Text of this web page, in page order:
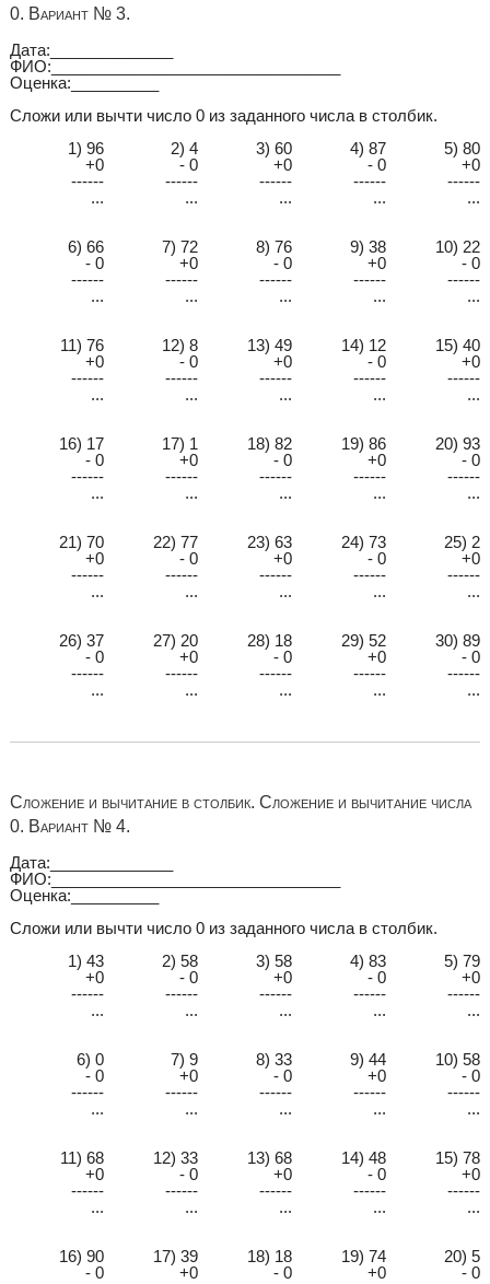
0. Вариант № 3.
Дата:______________
ФИО:_________________________________
Оценка:__________
Сложи или вычти число 0 из заданного числа в столбик.
1) 96
2) 4 3) 60 4) 87
5) 80
+0
- 0 +0 - 0
+0
------
------ ------ ------
------
...
... ... ... ...
6) 66 7) 72 8) 76 9) 38
10) 22
- 0
+0 - 0 +0
- 0
------
------ ------ ------
------
...
... ... ... ...
11) 76 12) 8 13) 49 14) 12
15) 40
+0
- 0 +0 - 0
+0
------
------ ------ ------
------
...
... ... ... ...
16) 17 17) 1 18) 82 19) 86
20) 93
- 0
+0 - 0 +0
- 0
------
------ ------ ------
------
...
... ... ... ...
21) 70 22) 77 23) 63 24) 73
25) 2
+0
- 0 +0 - 0
+0
------
------ ------ ------
------
...
... ... ... ...
26) 37 27) 20 28) 18 29) 52
30) 89
- 0
+0 - 0 +0
- 0
------
------ ------ ------
------
...
... ... ... ...
Сложение и вычитание в столбик. Сложение и вычитание числа
0. Вариант № 4.
Дата:______________
ФИО:_________________________________
Оценка:__________
Сложи или вычти число 0 из заданного числа в столбик.
1) 43
2) 58 3) 58 4) 83
5) 79
+0
- 0 +0 - 0
+0
------
------ ------ ------
------
...
... ... ... ...
6) 0 7) 9 8) 33 9) 44
10) 58
- 0
+0 - 0 +0
- 0
------
------ ------ ------
------
...
... ... ... ...
11) 68 12) 33 13) 68 14) 48
15) 78
+0
- 0 +0 - 0
+0
------
------ ------ ------
------
...
... ... ... ...
16) 90 17) 39 18) 18 19) 74
20) 5
- 0
+0 - 0 +0
- 0